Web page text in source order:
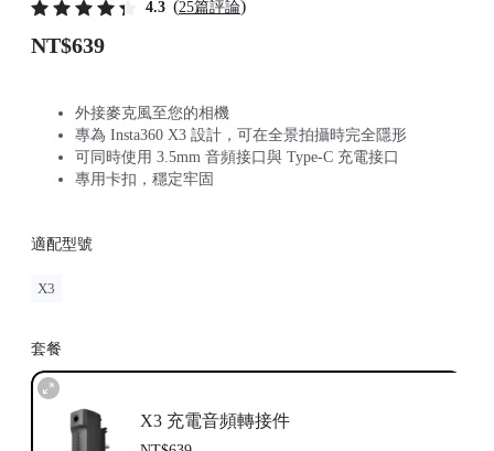
4.3 (25篇評論)
NT$639
外接麥克風至您的相機
專為 Insta360 X3 設計，可在全景拍攝時完全隱形
可同時使用 3.5mm 音頻接口與 Type-C 充電接口
專用卡扣，穩定牢固
適配型號
X3
套餐
X3 充電音頻轉接件